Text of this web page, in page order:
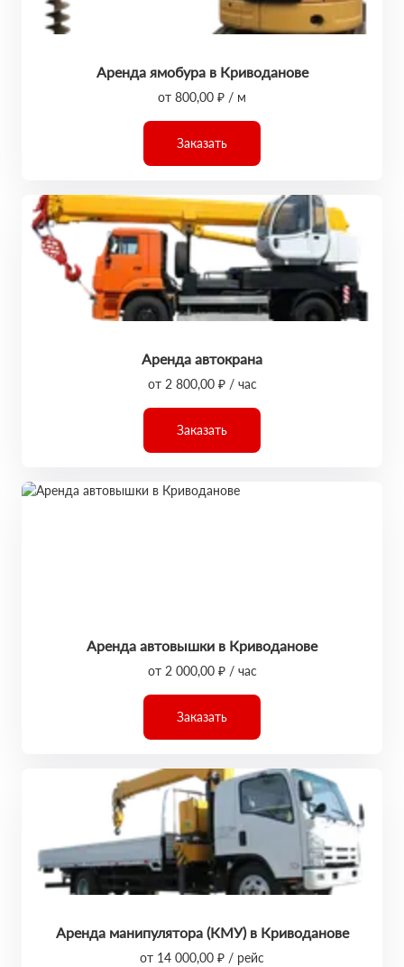
Аренда ямобура в Криводанове
от 800,00 ₽ / м
Заказать
Аренда автокрана
от 2 800,00 ₽ / час
Заказать
Аренда автовышки в Криводанове
от 2 000,00 ₽ / час
Заказать
Аренда манипулятора (КМУ) в Криводанове
от 14 000,00 ₽ / рейс